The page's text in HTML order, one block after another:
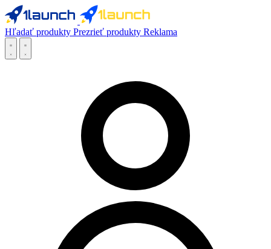
Hľadať produkty Prezrieť produkty Reklama